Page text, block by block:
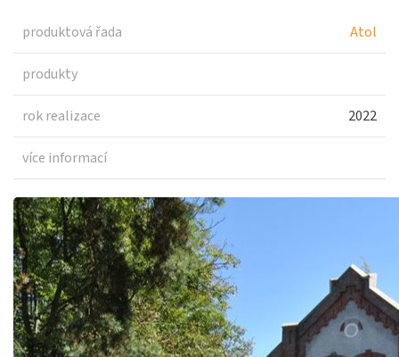
produktová řada Atol
produkty
rok realizace 2022
více informací